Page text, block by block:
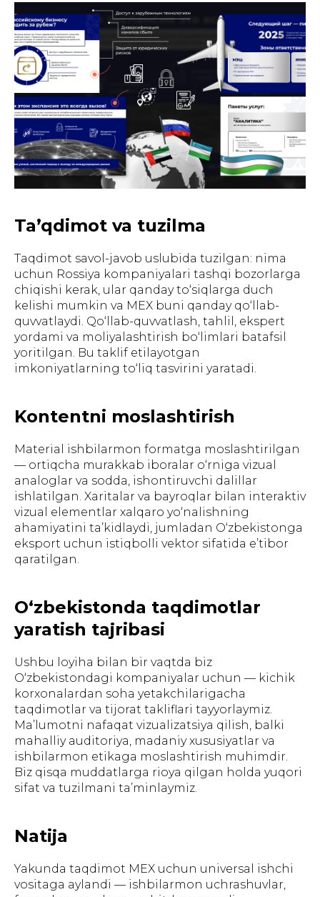
Ta’qdimot va tuzilma
Taqdimot savol-javob uslubida tuzilgan: nima
uchun Rossiya kompaniyalari tashqi bozorlarga
chiqishi kerak, ular qanday to‘siqlarga duch
kelishi mumkin va MEX buni qanday qo‘llab-
quvvatlaydi. Qo‘llab-quvvatlash, tahlil, ekspert
yordami va moliyalashtirish bo‘limlari batafsil
yoritilgan. Bu taklif etilayotgan
imkoniyatlarning to‘liq tasvirini yaratadi.
Kontentni moslashtirish
Material ishbilarmon formatga moslashtirilgan
— ortiqcha murakkab iboralar o‘rniga vizual
analoglar va sodda, ishontiruvchi dalillar
ishlatilgan. Xaritalar va bayroqlar bilan interaktiv
vizual elementlar xalqaro yo‘nalishning
ahamiyatini ta’kidlaydi, jumladan O‘zbekistonga
eksport uchun istiqbolli vektor sifatida e’tibor
qaratilgan.
O‘zbekistonda taqdimotlar
yaratish tajribasi
Ushbu loyiha bilan bir vaqtda biz
O‘zbekistondagi kompaniyalar uchun — kichik
korxonalardan soha yetakchilarigacha
taqdimotlar va tijorat takliflari tayyorlaymiz.
Ma’lumotni nafaqat vizualizatsiya qilish, balki
mahalliy auditoriya, madaniy xususiyatlar va
ishbilarmon etikaga moslashtirish muhimdir.
Biz qisqa muddatlarga rioya qilgan holda yuqori
sifat va tuzilmani ta’minlaymiz.
Natija
Yakunda taqdimot MEX uchun universal ishchi
vositaga aylandi — ishbilarmon uchrashuvlar,
ГЛАВНАЯ О НАС УПАКОВКА ПОЛИГРАФИЯ